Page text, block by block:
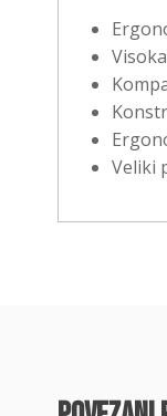
Veliki